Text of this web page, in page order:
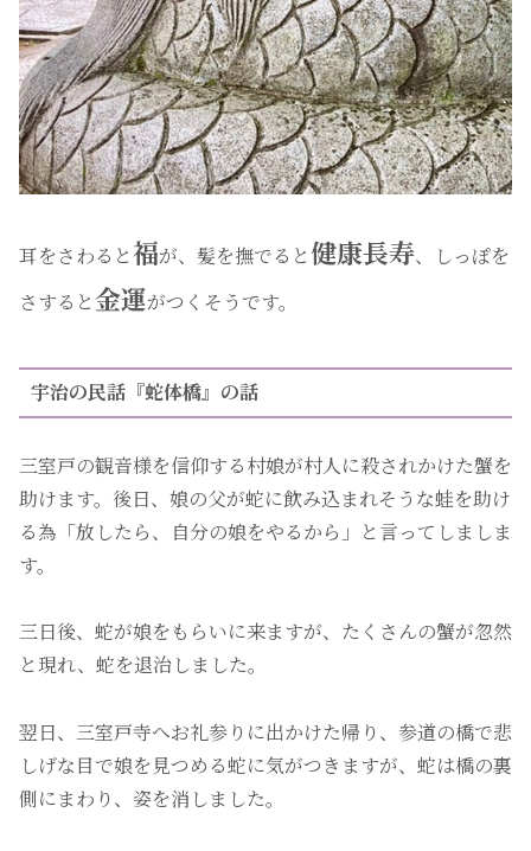
耳をさわると福が、髪を撫でると健康長寿、しっぽを
さすると金運がつくそうです。
宇治の民話『蛇体橋』の話
三室戸の観音様を信仰する村娘が村人に殺されかけた蟹を
助けます。後日、娘の父が蛇に飲み込まれそうな蛙を助け
る為「放したら、自分の娘をやるから」と言ってしましま
す。
三日後、蛇が娘をもらいに来ますが、たくさんの蟹が忽然
と現れ、蛇を退治しました。
翌日、三室戸寺へお礼参りに出かけた帰り、参道の橋で悲
しげな目で娘を見つめる蛇に気がつきますが、蛇は橋の裏
側にまわり、姿を消しました。